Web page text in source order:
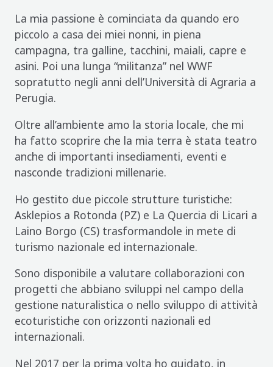
La mia passione è cominciata da quando ero
piccolo a casa dei miei nonni, in piena
campagna, tra galline, tacchini, maiali, capre e
asini. Poi una lunga “militanza” nel WWF
sopratutto negli anni dell’Università di Agraria a
Perugia.
Oltre all’ambiente amo la storia locale, che mi
ha fatto scoprire che la mia terra è stata teatro
anche di importanti insediamenti, eventi e
nasconde tradizioni millenarie.
Ho gestito due piccole strutture turistiche:
Asklepios a Rotonda (PZ) e La Quercia di Licari a
Laino Borgo (CS) trasformandole in mete di
turismo nazionale ed internazionale.
Sono disponibile a valutare collaborazioni con
progetti che abbiano sviluppi nel campo della
gestione naturalistica o nello sviluppo di attività
ecoturistiche con orizzonti nazionali ed
internazionali.
Nel 2017 per la prima volta ho guidato, in